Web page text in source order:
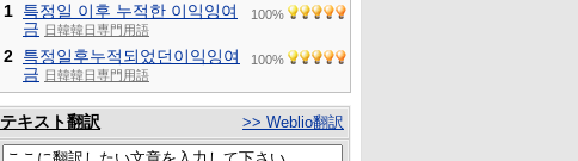
1 특정일 이후 누적한 이익잉여
금 日韓韓日専門用語
100%
2 특정일후누적되었던이익잉여
금 日韓韓日専門用語
100%
テキスト翻訳 >> Weblio翻訳